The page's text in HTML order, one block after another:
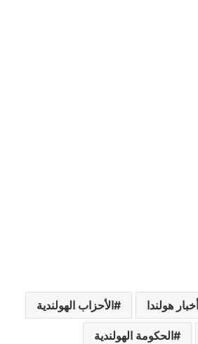
أخبار هولندا الأحزاب الهولندية
الحكومة الهولندية